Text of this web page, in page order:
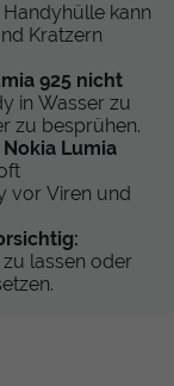
Handyhülle kann
Kratzern
925 nicht
in Wasser zu
zu besprühen.
Lumia
vor Viren und
lassen oder